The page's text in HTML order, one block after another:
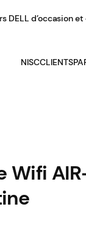
DELL d’occasion
NISCCLIENTS
Wifi